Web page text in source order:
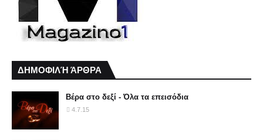
ΔΗΜΟΦΙΛΉ ΆΡΘΡΑ
Βέρα στο δεξί - Όλα τα επεισόδια
4.7.15